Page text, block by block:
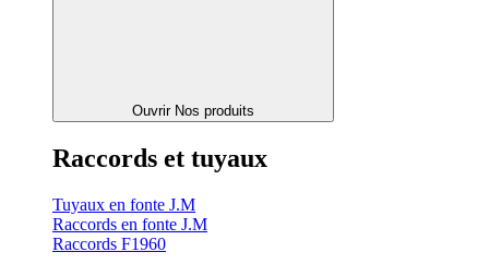
Ouvrir Nos produits
Raccords et tuyaux
Tuyaux en fonte J.M
Raccords en fonte J.M
Raccords F1960